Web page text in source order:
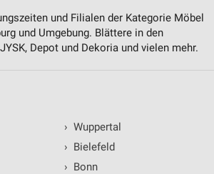
und Filialen der Kategorie Möbel
und Umgebung. Blättere in den
Depot und Dekoria und vielen mehr.
› Wuppertal
› Bielefeld
› Bonn